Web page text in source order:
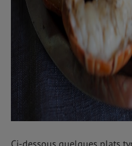
Ci-dessous quelques plats